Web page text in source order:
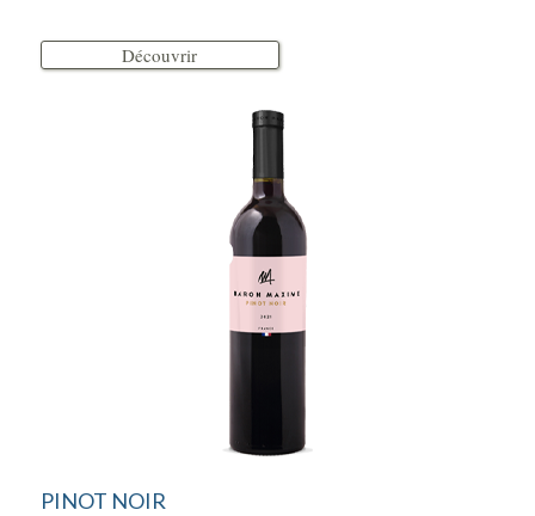
Découvrir
PINOT NOIR